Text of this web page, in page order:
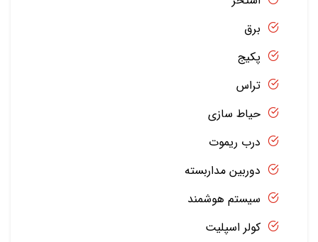
برق
پکیج
تراس
حیاط سازی
درب ریموت
دوربین مداربسته
سیستم هوشمند
کولر اسپلیت